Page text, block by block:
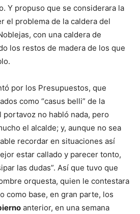
Y propuso que se considerara la
el problema de la caldera del
con una caldera de
los restos de madera de los que
por los Presupuestos, que
como “casus belli” de la
portavoz no habló nada, pero
el alcalde; y, aunque no sea
recordar en situaciones así
estar callado y parecer tonto,
las dudas”. Así que tuvo que
orquesta, quien le contestara
como base, en gran parte, los
anterior, en una semana